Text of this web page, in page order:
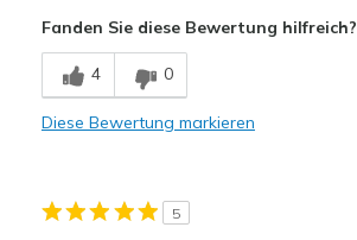
Breathe Well
Comfortable
Casual Wear
Fanden Sie diese Bewertung hilfreich?
4 0
Diese Bewertung markieren
5